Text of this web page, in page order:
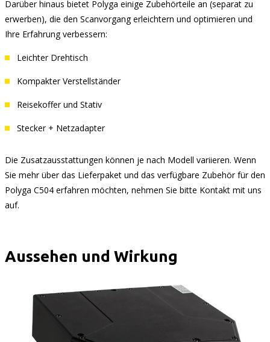
Darüber hinaus bietet Polyga einige Zubehörteile an (separat zu
erwerben), die den Scanvorgang erleichtern und optimieren und
Ihre Erfahrung verbessern:
Leichter Drehtisch
Kompakter Verstellständer
Reisekoffer und Stativ
Stecker + Netzadapter
Die Zusatzausstattungen können je nach Modell variieren. Wenn
Sie mehr über das Lieferpaket und das verfügbare Zubehör für den
Polyga C504 erfahren möchten, nehmen Sie bitte Kontakt mit uns
auf.
Aussehen und Wirkung